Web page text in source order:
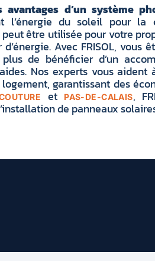
d’un système
l’énergie du soleil pour la
être utilisée pour votre
Avec FRISOL, vous
de bénéficier d’un
Nos experts vous
garantissant des
et PAS-DE-CALAIS,
de panneaux